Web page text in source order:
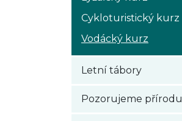
Cykloturistický kurz
Vodácký kurz
Letní tábory
Pozorujeme přírodu